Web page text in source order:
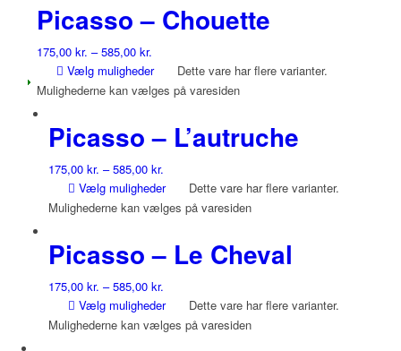
Picasso – Chouette
175,00 kr. –585,00 kr.
Vælg muligheder
Dette vare har flere varianter.
Mulighederne kan vælges på varesiden
Picasso – L’autruche
175,00 kr. –585,00 kr.
Vælg muligheder
Dette vare har flere varianter.
Mulighederne kan vælges på varesiden
Picasso – Le Cheval
175,00 kr. –585,00 kr.
Vælg muligheder
Dette vare har flere varianter.
Mulighederne kan vælges på varesiden